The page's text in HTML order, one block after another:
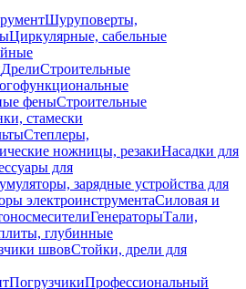
Шуруповерты,
Циркулярные, сабельные
ДрелиСтроительные
феныСтроительные
стамески
Степлеры,
ножницы, резакиНасадки для
для
зарядные устройства для
электроинструментаСиловая и
ГенераторыТали,
глубинные
швовСтойки, дрели для
ПогрузчикиПрофессиональный